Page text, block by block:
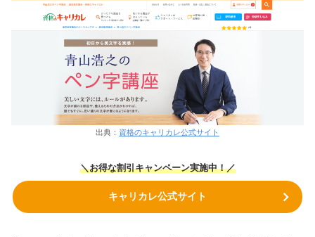
出典： 資格のキャリカレ公式サイト
＼お得な割引キャンペーン実施中！／
キャリカレ公式サイト